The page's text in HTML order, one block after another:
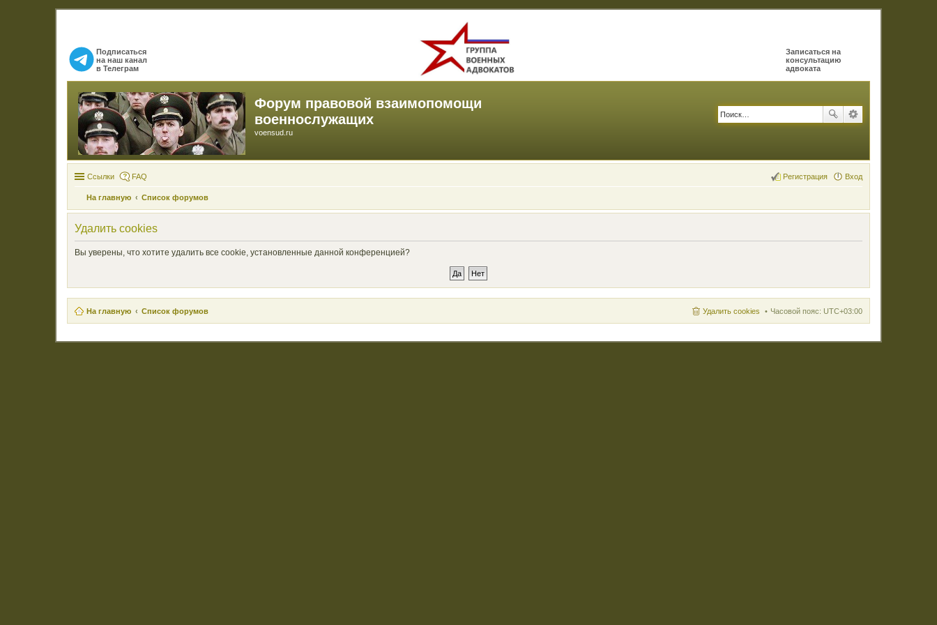
Подписаться
на наш канал
в Телеграм
Записаться на
консультацию
адвоката
Форум правовой взаимопомощи
военнослужащих
voensud.ru
Ссылки FAQ Вход
Регистрация
На главную Список форумов
Удалить cookies
Вы уверены, что хотите удалить все cookie, установленные данной конференцией?
На главную Список форумов Часовой пояс: UTC+03:00
Удалить cookies